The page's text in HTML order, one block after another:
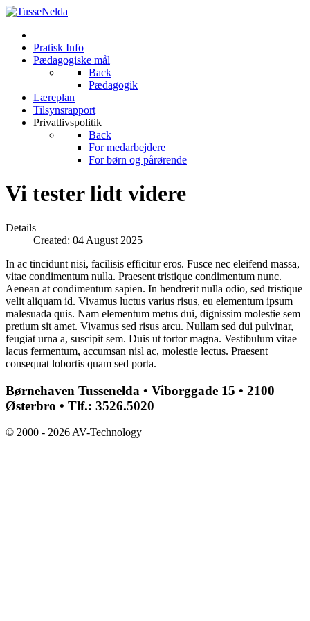
Pratisk Info
Pædagogiske mål
Back
Pædagogik
Læreplan
Tilsynsrapport
Privatlivspolitik
Back
For medarbejdere
For børn og pårørende
Vi tester lidt videre
Details
Created: 04 August 2025
In ac tincidunt nisi, facilisis efficitur eros. Fusce nec eleifend massa,
vitae condimentum nulla. Praesent tristique condimentum nunc.
Aenean at condimentum sapien. In hendrerit nulla odio, sed tristique
velit aliquam id. Vivamus luctus varius risus, eu elementum ipsum
malesuada quis. Nam elementum metus dui, dignissim molestie sem
pretium sit amet. Vivamus sed risus arcu. Nullam sed dui pulvinar,
feugiat urna a, suscipit sem. Duis ut tortor magna. Vestibulum vitae
lacus fermentum, accumsan nisl ac, molestie lectus. Praesent
consequat lobortis quam sed porta.
Børnehaven Tussenelda • Viborggade 15 • 2100
Østerbro • Tlf.: 3526.5020
© 2000 - 2026 AV-Technology